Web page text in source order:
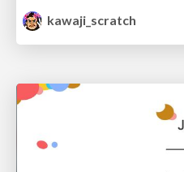
kawaji_scratch